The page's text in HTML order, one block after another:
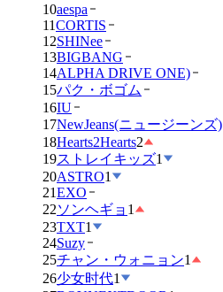
10aespa
11CORTIS
12SHINee
13BIGBANG
14ALPHA DRIVE ONE)
15パク・ボゴム
16IU
17NewJeans(ニュージーンズ)
18Hearts2Hearts2
19ストレイキッズ1
20ASTRO1
21EXO
22ソンヘギョ 1
23TXT1
24Suzy
25チャン・ウォニョン1
26少女时代1